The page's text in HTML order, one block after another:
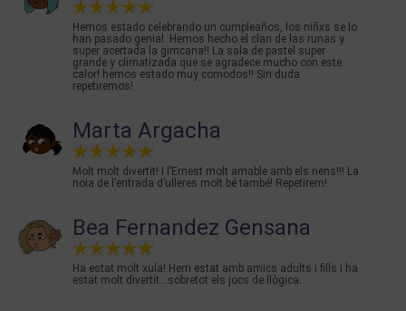
Hemos estado celebrando un cumpleaños, los niñxs se lo
han pasado genial. Hemos hecho el clan de las runas y
super acertada la gimcana!! La sala de pastel super
grande y climatizada que se agradece mucho con este
calor! hemos estado muy comodos!! Sin duda
repetiremos!
Marta Argacha
Molt molt divertit! I l’Ernest molt amable amb els nens!!! La
noia de l’entrada d’ulleres molt bé també! Repetirem!
Bea Fernandez Gensana
Ha estat molt xula! Hem estat amb amics adults i fills i ha
estat molt divertit...sobretot els jocs de llògica.